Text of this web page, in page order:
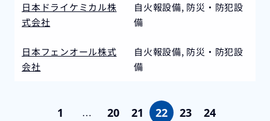
日本ドライケミカル株
式会社
自火報設備, 防災・防犯設
備
日本フェンオール株式
会社
自火報設備, 防災・防犯設
備
1 20 21 22 23 24